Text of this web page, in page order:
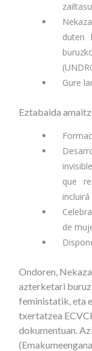
duten
Gure
Eztabaida
que
de
Ondoren,
azterketari
feministatik, eta
txertatzea
dokumentuan.